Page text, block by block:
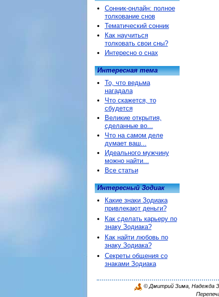
Сонник-онлайн: полное
толкование снов
Тематический сонник
Как научиться
толковать свои сны?
Интересно о снах
Интересная тема
То, что ведьма
нагадала
Что скажется, то
сбудется
Великие открытия,
сделанные во...
Что на самом деле
думает ваш...
Идеального мужчину
можно найти...
Все статьи
Интересный Зодиак
Какие знаки Зодиака
привлекают деньги?
Как сделать карьеру по
знаку Зодиака?
Как найти любовь по
знаку Зодиака?
Секреты общения со
знаками Зодиака
© Дмитрий Зима, Надежда